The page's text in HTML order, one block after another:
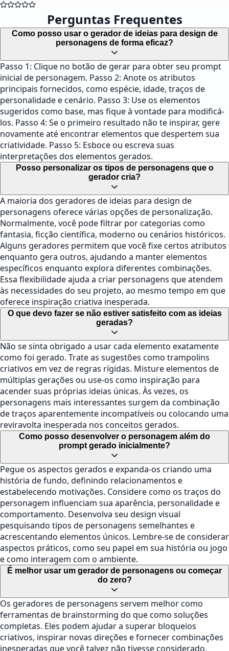
Perguntas Frequentes
Como posso usar o gerador de ideias para design de
personagens de forma eficaz?
Passo 1: Clique no botão de gerar para obter seu prompt
inicial de personagem. Passo 2: Anote os atributos
principais fornecidos, como espécie, idade, traços de
personalidade e cenário. Passo 3: Use os elementos
sugeridos como base, mas fique à vontade para modificá-
los. Passo 4: Se o primeiro resultado não te inspirar, gere
novamente até encontrar elementos que despertem sua
criatividade. Passo 5: Esboce ou escreva suas
interpretações dos elementos gerados.
Posso personalizar os tipos de personagens que o
gerador cria?
A maioria dos geradores de ideias para design de
personagens oferece várias opções de personalização.
Normalmente, você pode filtrar por categorias como
fantasia, ficção científica, moderno ou cenários históricos.
Alguns geradores permitem que você fixe certos atributos
enquanto gera outros, ajudando a manter elementos
específicos enquanto explora diferentes combinações.
Essa flexibilidade ajuda a criar personagens que atendem
às necessidades do seu projeto, ao mesmo tempo em que
oferece inspiração criativa inesperada.
O que devo fazer se não estiver satisfeito com as ideias
geradas?
Não se sinta obrigado a usar cada elemento exatamente
como foi gerado. Trate as sugestões como trampolins
criativos em vez de regras rígidas. Misture elementos de
múltiplas gerações ou use-os como inspiração para
acender suas próprias ideias únicas. Às vezes, os
personagens mais interessantes surgem da combinação
de traços aparentemente incompatíveis ou colocando uma
reviravolta inesperada nos conceitos gerados.
Como posso desenvolver o personagem além do
prompt gerado inicialmente?
Pegue os aspectos gerados e expanda-os criando uma
história de fundo, definindo relacionamentos e
estabelecendo motivações. Considere como os traços do
personagem influenciam sua aparência, personalidade e
comportamento. Desenvolva seu design visual
pesquisando tipos de personagens semelhantes e
acrescentando elementos únicos. Lembre-se de considerar
aspectos práticos, como seu papel em sua história ou jogo
e como interagem com o ambiente.
É melhor usar um gerador de personagens ou começar
do zero?
Os geradores de personagens servem melhor como
ferramentas de brainstorming do que como soluções
completas. Eles podem ajudar a superar bloqueios
criativos, inspirar novas direções e fornecer combinações
inesperadas que você talvez não tivesse considerado.